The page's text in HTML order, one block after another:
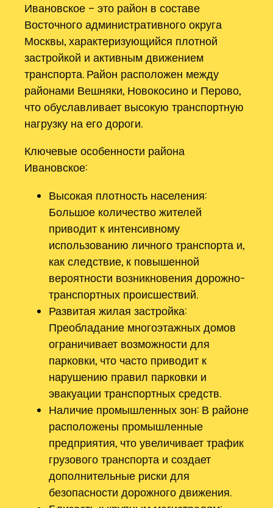
Ивановское – это район в составе
Восточного административного округа
Москвы, характеризующийся плотной
застройкой и активным движением
транспорта. Район расположен между
районами Вешняки, Новокосино и Перово,
что обуславливает высокую транспортную
нагрузку на его дороги.
Ключевые особенности района
Ивановское:
Высокая плотность населения:
Большое количество жителей
приводит к интенсивному
использованию личного транспорта и,
как следствие, к повышенной
вероятности возникновения дорожно-
транспортных происшествий.
Развитая жилая застройка:
Преобладание многоэтажных домов
ограничивает возможности для
парковки, что часто приводит к
нарушению правил парковки и
эвакуации транспортных средств.
Наличие промышленных зон: В районе
расположены промышленные
предприятия, что увеличивает трафик
грузового транспорта и создает
дополнительные риски для
безопасности дорожного движения.